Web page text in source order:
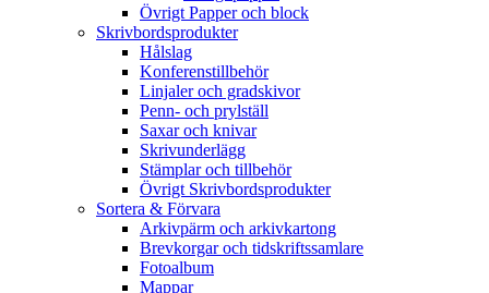
Övrigt Papper och block
Skrivbordsprodukter
Hålslag
Konferenstillbehör
Linjaler och gradskivor
Penn- och prylställ
Saxar och knivar
Skrivunderlägg
Stämplar och tillbehör
Övrigt Skrivbordsprodukter
Sortera & Förvara
Arkivpärm och arkivkartong
Brevkorgar och tidskriftssamlare
Fotoalbum
Mappar